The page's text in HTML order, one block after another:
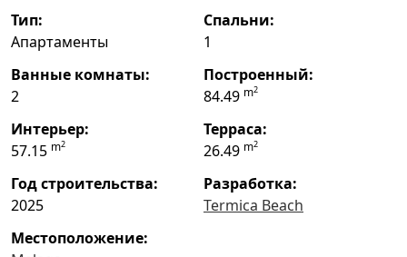
тип:
Апартаменты
спальни:
1
ванные комнаты:
2
построенный:
84.49 m2
интерьер:
57.15 m2
терраса:
26.49 m2
год строительства:
2025
Разработка:
Termica Beach
местоположение: